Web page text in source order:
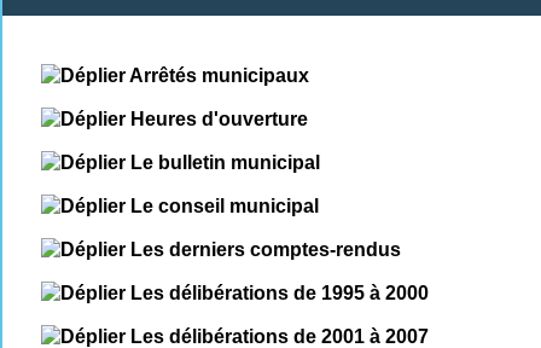
Arrêtés municipaux
Heures d'ouverture
Le bulletin municipal
Le conseil municipal
Les derniers comptes-rendus
Les délibérations de 1995 à 2000
Les délibérations de 2001 à 2007